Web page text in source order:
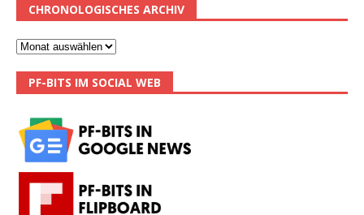
CHRONOLOGISCHES ARCHIV
PF-BITS IM SOCIAL WEB